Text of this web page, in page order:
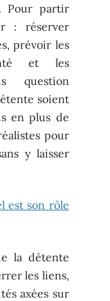
Pour partir
: réserver
prévoir les
et les
question
soient
en plus de
pour
y laisser
est son rôle
la détente
les liens,
axées sur